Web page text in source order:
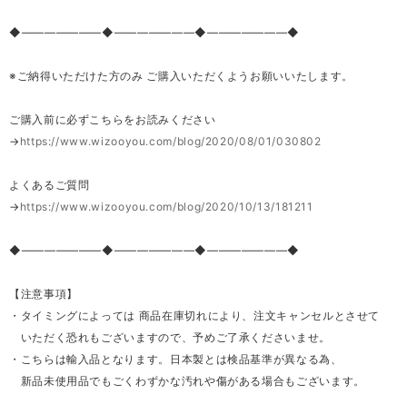
◆―――――――◆―――――――◆―――――――◆
※ご納得いただけた方のみ ご購入いただくようお願いいたします。
ご購入前に必ずこちらをお読みください
→ https://www.wizooyou.com/blog/2020/08/01/030802
よくあるご質問
→ https://www.wizooyou.com/blog/2020/10/13/181211
◆―――――――◆―――――――◆―――――――◆
【注意事項】
・タイミングによっては 商品在庫切れにより、注文キャンセルとさせて
いただく恐れもございますので、予めご了承くださいませ。
・こちらは輸入品となります。日本製とは検品基準が異なる為、
新品未使用品でもごくわずかな汚れや傷がある場合もございます。